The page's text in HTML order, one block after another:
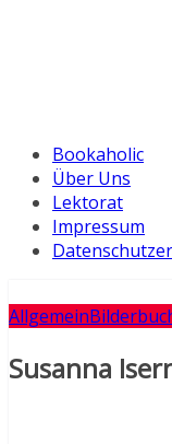
Bookaholic
Über Uns
Lektorat
Impressum
Allgemein
Susanna